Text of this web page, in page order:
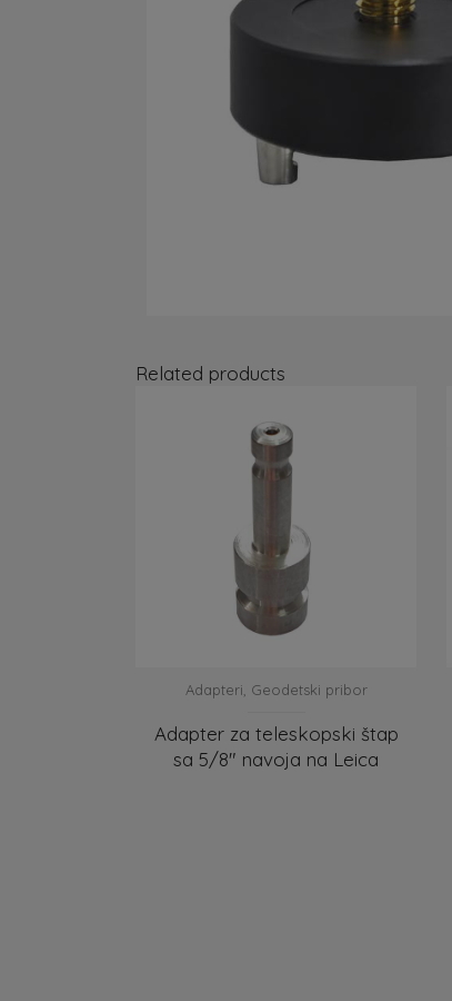
Related products
Adapteri Geodetski pribor
Adapter za teleskopski štap
sa 5/8″ navoja na Leica